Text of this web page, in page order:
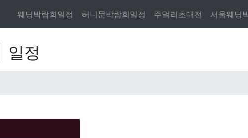
웨딩박람회일정 허니문박람회일정 주얼리초대전 서울웨딩
일정